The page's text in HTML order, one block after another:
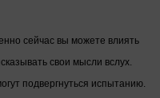
сейчас вы можете влиять
свои мысли вслух.
подвергнуться испытанию.